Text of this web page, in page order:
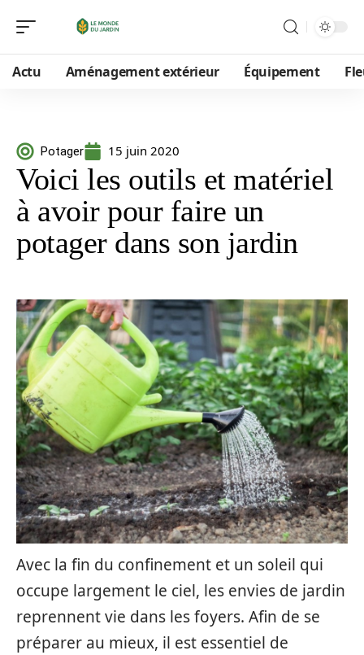
Actu Aménagement extérieur Équipement
Potager 15 juin 2020
Voici les outils et matériel
à avoir pour faire un
potager dans son jardin
Avec la fin du confinement et un soleil qui
occupe largement le ciel, les envies de jardin
reprennent vie dans les foyers. Afin de se
préparer au mieux, il est essentiel de